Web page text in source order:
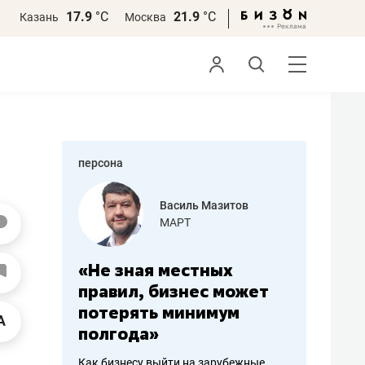
Казань 17.9 °С Москва 21.9 °С
персона
работа
Василь Мазитов
МАРТ
«Не зная местных
правил, бизнес может
потерять минимум
полгода»